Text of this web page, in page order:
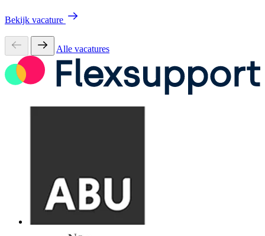
Bekijk vacature
Alle vacatures